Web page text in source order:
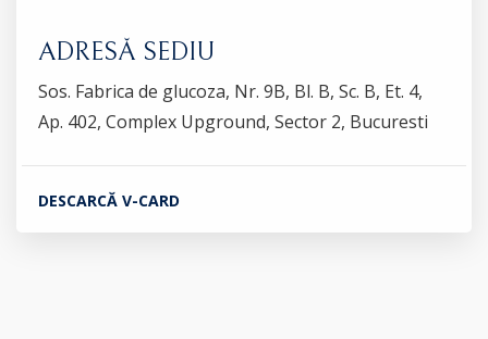
ADRESĂ SEDIU
Sos. Fabrica de glucoza, Nr. 9B, Bl. B, Sc. B, Et. 4,
Ap. 402, Complex Upground, Sector 2, Bucuresti
DESCARCĂ V-CARD